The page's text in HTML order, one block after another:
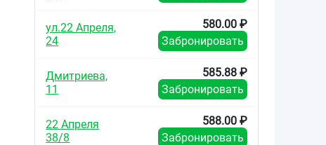
ул.22 Апреля,
24
580.00 ₽
Забронировать
Дмитриева,
11
585.88 ₽
Забронировать
22 Апреля
38/8
588.00 ₽
Забронировать